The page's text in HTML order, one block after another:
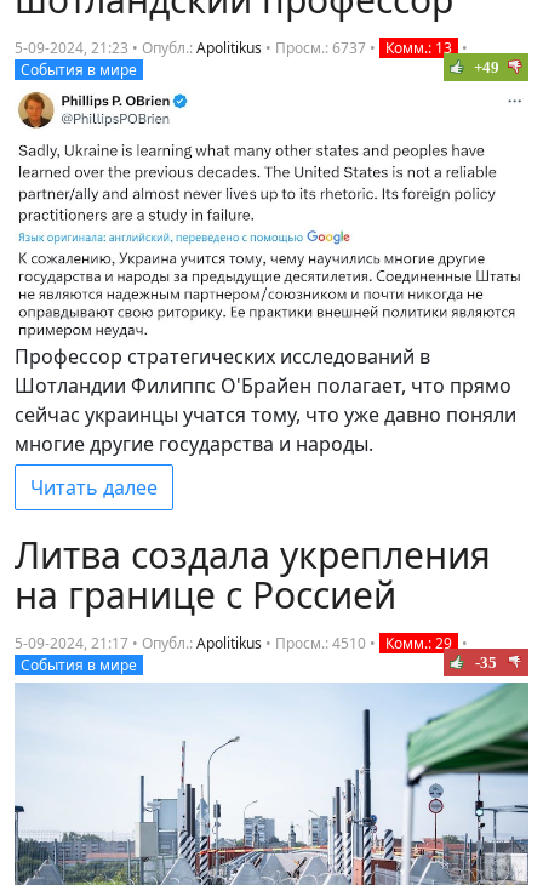
5-09-2024, 21:23 • Опубл.:Apolitikus • Просм.: 6737 • Комм.: 13 •
События в мире
+49
Профессор стратегических исследований в
Шотландии Филиппс О'Брайен полагает, что прямо
сейчас украинцы учатся тому, что уже давно поняли
многие другие государства и народы.
Читать далее
Литва создала укрепления
на границе с Россией
5-09-2024, 21:17 • Опубл.:Apolitikus • Просм.: 4510 • Комм.: 29 •
События в мире
-35